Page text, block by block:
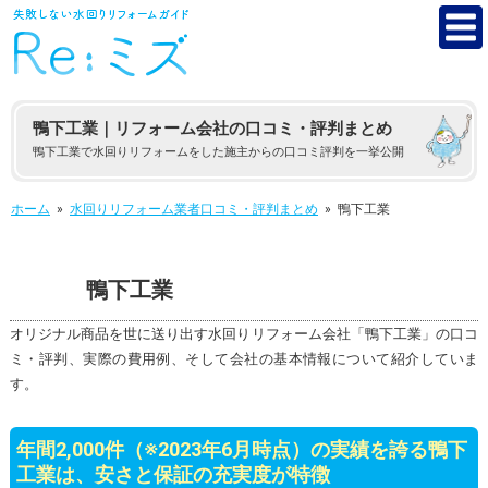
鴨下工業｜リフォーム会社の口コミ・評判まとめ
鴨下工業で水回りリフォームをした施主からの口コミ評判を一挙公開
ホーム » 水回りリフォーム業者口コミ・評判まとめ » 鴨下工業
鴨下工業
オリジナル商品を世に送り出す水回りリフォーム会社「鴨下工業」の口コ
ミ・評判、実際の費用例、そして会社の基本情報について紹介していま
す。
年間2,000件（※2023年6月時点）の実績を誇る鴨下
工業は、安さと保証の充実度が特徴